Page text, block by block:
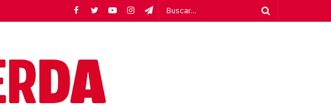
Telegram
Instagram
YouTube
Twitter
Facebook